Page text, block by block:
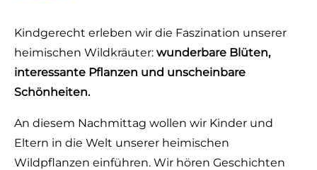
Kindgerecht erleben wir die Faszination unserer
heimischen Wildkräuter: wunderbare Blüten,
interessante Pflanzen und unscheinbare
Schönheiten.
An diesem Nachmittag wollen wir Kinder und
Eltern in die Welt unserer heimischen
Wildpflanzen einführen. Wir hören Geschichten